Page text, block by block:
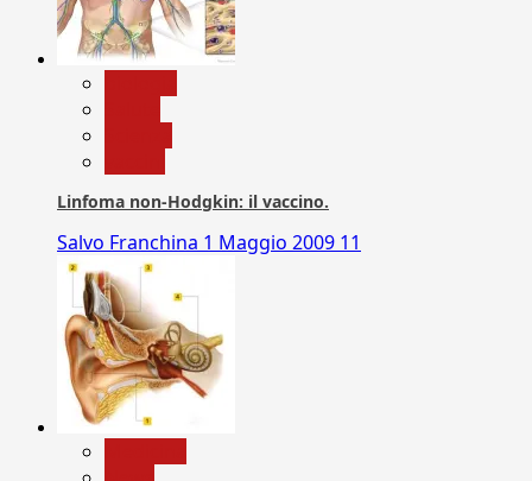
Linfoma non-Hodgkin: il vaccino.
Salvo Franchina 1 Maggio 2009 11